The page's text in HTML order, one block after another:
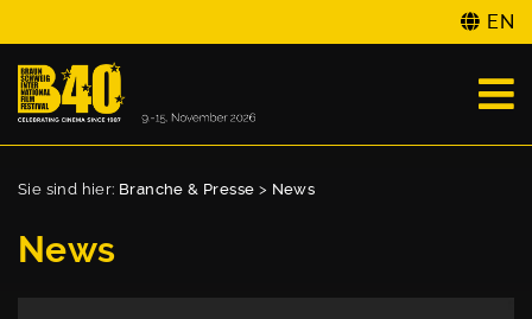
EN
Sie sind hier: Branche & Presse > News
News